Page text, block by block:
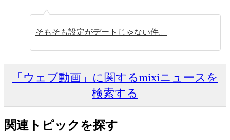
そもそも設定がデートじゃない件。
「ウェブ動画」に関するmixiニュースを
検索する
関連トピックを探す